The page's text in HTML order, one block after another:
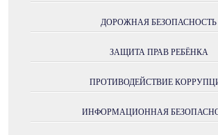
ДОРОЖНАЯ БЕЗОПАСНОСТЬ
ЗАЩИТА ПРАВ РЕБЁНКА
ПРОТИВОДЕЙСТВИЕ
ИНФОРМАЦИОННАЯ